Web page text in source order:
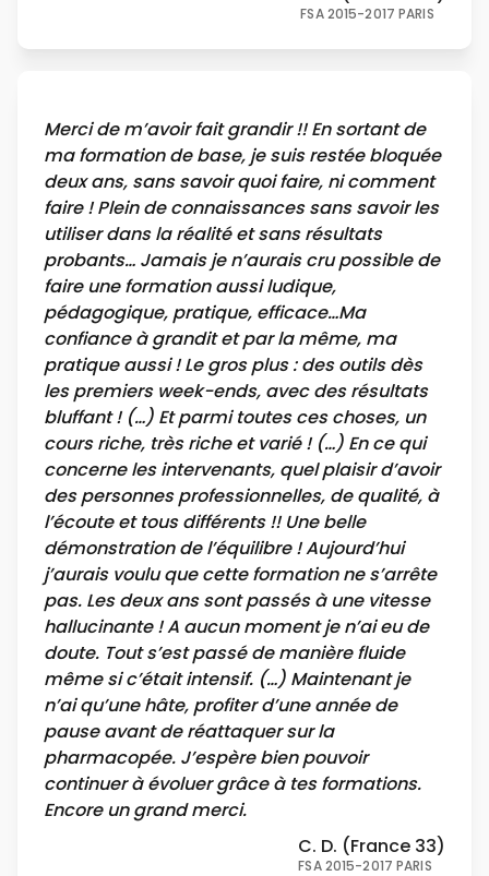
FSA 2015-2017 PARIS
Merci de m’avoir fait grandir !! En sortant de
ma formation de base, je suis restée bloquée
deux ans, sans savoir quoi faire, ni comment
faire ! Plein de connaissances sans savoir les
utiliser dans la réalité et sans résultats
probants… Jamais je n’aurais cru possible de
faire une formation aussi ludique,
pédagogique, pratique, efficace…Ma
confiance à grandit et par la même, ma
pratique aussi ! Le gros plus : des outils dès
les premiers week-ends, avec des résultats
bluffant ! (…) Et parmi toutes ces choses, un
cours riche, très riche et varié ! (…) En ce qui
concerne les intervenants, quel plaisir d’avoir
des personnes professionnelles, de qualité, à
l’écoute et tous différents !! Une belle
démonstration de l’équilibre ! Aujourd’hui
j’aurais voulu que cette formation ne s’arrête
pas. Les deux ans sont passés à une vitesse
hallucinante ! A aucun moment je n’ai eu de
doute. Tout s’est passé de manière fluide
même si c’était intensif. (…) Maintenant je
n’ai qu’une hâte, profiter d’une année de
pause avant de réattaquer sur la
pharmacopée. J’espère bien pouvoir
continuer à évoluer grâce à tes formations.
Encore un grand merci.
C. D. (France 33)
FSA 2015-2017 PARIS